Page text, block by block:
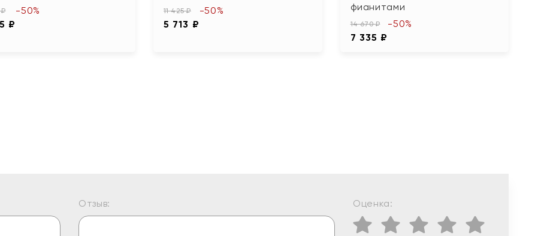
₽
₽
-50% 11 425 ₽
5 713 ₽
-50%
фианитами
14 670 ₽
7 335 ₽
-50%
Отзыв: Оценка: